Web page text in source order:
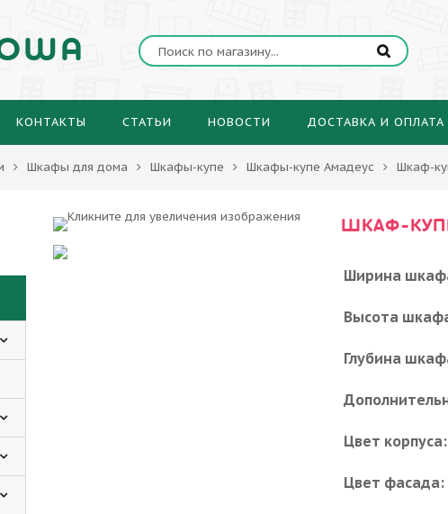
КОНТАКТЫ СТАТЬИ НОВОСТИ ДОСТАВКА И ОПЛАТА
Шкафы для дома Шкафы-купе Шкафы-купе Амадеус Шкаф-
ШКАФ-
Ширина
Высота
Глубина
Цвет корпуса:
Цвет фасада: